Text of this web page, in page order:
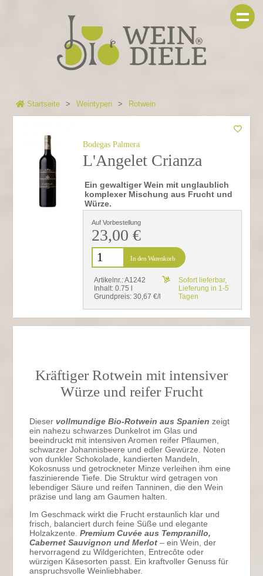
Startseite Weintypen Rotwein
Bodegas Palmera
L'Angelet Crianza
Ein gewaltiger Wein mit unglaublich
komplexer Mischung aus Frucht und
Würze.
Auf Vorbestellung
23,00 €
In den Warenkorb
Artikelnr.: A1242
Inhalt: 0.75 l
Grundpreis: 30,67 €/l
Sofort lieferbar,
Lieferung in 1-5
Tagen
Kräftiger Rotwein mit intensiver
Würze und reifer Frucht
Dieservollmundige Bio-Rotwein aus Spanien zeigt
ein nahezu schwarzes Dunkelrot im Glas und
beeindruckt mit intensiven Aromen reifer Pflaumen,
schwarzer Johannisbeere und edler Gewürze. Noten
von dunkler Schokolade, kandierten Mandeln,
Kokosnuss und getrockneter Minze verleihen ihm eine
faszinierende Tiefe. Die Struktur wird getragen von
lebendiger Säure und reifen Tanninen, die den Wein
präzise und lang am Gaumen halten.
Im Geschmack wirkt die Frucht erstaunlich klar und
frisch, balanciert durch feine Süße und elegante
Holzakzente.Premium Cuvée aus Tempranillo,
Cabernet Sauvignon und Merlot – ein Wein, der
hervorragend zu Wildgerichten, Entrecôte oder
würzigen Käsesorten passt. Ein kraftvoller Genuss für
anspruchsvolle Weinliebhaber.